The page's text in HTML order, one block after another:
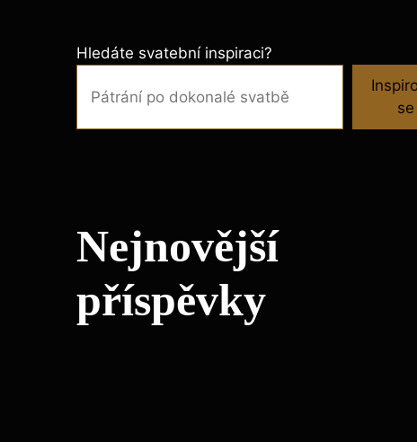
Hledáte svatební inspiraci?
se
Nejnovější
příspěvky